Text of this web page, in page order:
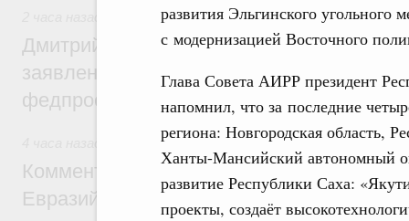
развития Эльгинского угольного
с модернизацией Восточного
Глава Совета АИРР президент
напомнил, что за последние
региона: Новгородская область,
Ханты-Мансийский автономный
развитие Республики Саха:
проекты, создаёт
Среднее профессиональное образование
Дмитрий Чернышенко: Установлен
заявлений от абитуриентов колледжей и
федпроекта «Профессионалитет»
Евразийский экономический союз.
Комментарий Алексея Оверчука по
Евразийского межправительственного